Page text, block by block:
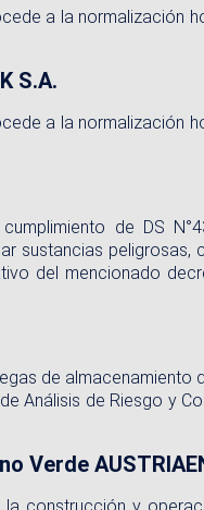
a la normalización
S.A.
a la normalización
de DS
sustancias peligrosas,
del mencionado
de almacenamiento
Análisis de Riesgo y
Verde
construcción y